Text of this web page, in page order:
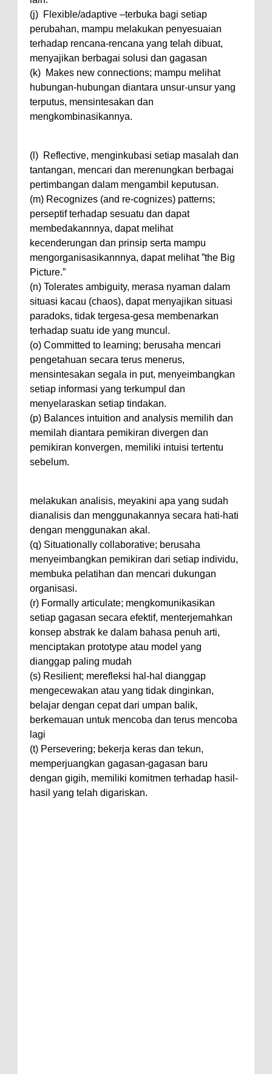
(j) Flexible/adaptive –terbuka bagi setiap
perubahan, mampu melakukan penyesuaian
terhadap rencana-rencana yang telah dibuat,
menyajikan berbagai solusi dan gagasan
(k) Makes new connections; mampu melihat
hubungan-hubungan diantara unsur-unsur yang
terputus, mensintesakan dan
mengkombinasikannya.
(l) Reflective, menginkubasi setiap masalah dan
tantangan, mencari dan merenungkan berbagai
pertimbangan dalam mengambil keputusan.
(m) Recognizes (and re-cognizes) patterns;
perseptif terhadap sesuatu dan dapat
membedakannnya, dapat melihat
kecenderungan dan prinsip serta mampu
mengorganisasikannnya, dapat melihat ”the Big
Picture.”
(n) Tolerates ambiguity, merasa nyaman dalam
situasi kacau (chaos), dapat menyajikan situasi
paradoks, tidak tergesa-gesa membenarkan
terhadap suatu ide yang muncul.
(o) Committed to learning; berusaha mencari
pengetahuan secara terus menerus,
mensintesakan segala in put, menyeimbangkan
setiap informasi yang terkumpul dan
menyelaraskan setiap tindakan.
(p) Balances intuition and analysis memilih dan
memilah diantara pemikiran divergen dan
pemikiran konvergen, memiliki intuisi tertentu
sebelum.
melakukan analisis, meyakini apa yang sudah
dianalisis dan menggunakannya secara hati-hati
dengan menggunakan akal.
(q) Situationally collaborative; berusaha
menyeimbangkan pemikiran dari setiap individu,
membuka pelatihan dan mencari dukungan
organisasi.
(r) Formally articulate; mengkomunikasikan
setiap gagasan secara efektif, menterjemahkan
konsep abstrak ke dalam bahasa penuh arti,
menciptakan prototype atau model yang
dianggap paling mudah
(s) Resilient; merefleksi hal-hal dianggap
mengecewakan atau yang tidak dinginkan,
belajar dengan cepat dari umpan balik,
berkemauan untuk mencoba dan terus mencoba
lagi
(t) Persevering; bekerja keras dan tekun,
memperjuangkan gagasan-gagasan baru
dengan gigih, memiliki komitmen terhadap hasil-
hasil yang telah digariskan.